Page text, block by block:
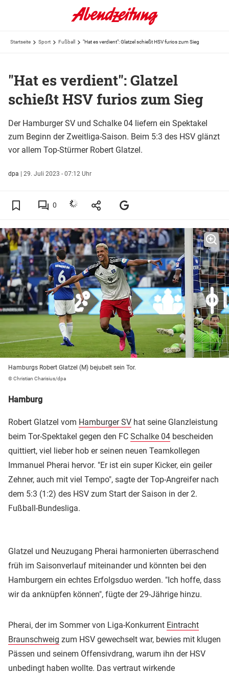
Startseite Sport Fußball "Hat es verdient": Glatzel schießt HSV furios zum Sieg
"Hat es verdient": Glatzel
schießt HSV furios zum Sieg
Der Hamburger SV und Schalke 04 liefern ein Spektakel
zum Beginn der Zweitliga-Saison. Beim 5:3 des HSV glänzt
vor allem Top-Stürmer Robert Glatzel.
dpa | 29. Juli 2023 - 07:12 Uhr
0
Hamburgs Robert Glatzel (M) bejubelt sein Tor.
© Christian Charisius/dpa
Hamburg
Robert Glatzel vom Hamburger SV hat seine Glanzleistung
beim Tor-Spektakel gegen den FC Schalke 04 bescheiden
quittiert, viel lieber hob er seinen neuen Teamkollegen
Immanuel Pherai hervor. "Er ist ein super Kicker, ein geiler
Zehner, auch mit viel Tempo", sagte der Top-Angreifer nach
dem 5:3 (1:2) des HSV zum Start der Saison in der 2.
Fußball-Bundesliga.
Glatzel und Neuzugang Pherai harmonierten überraschend
früh im Saisonverlauf miteinander und könnten bei den
Hamburgern ein echtes Erfolgsduo werden. "Ich hoffe, dass
wir da anknüpfen können", fügte der 29-Jährige hinzu.
Pherai, der im Sommer von Liga-Konkurrent Eintracht
Braunschweig zum HSV gewechselt war, bewies mit klugen
Pässen und seinem Offensivdrang, warum ihn der HSV
unbedingt haben wollte. Das vertraut wirkende